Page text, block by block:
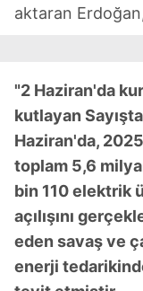
aktaran
"2 Haziran'da
kutlayan
Haziran'da, 2025
toplam 5,6
bin 110 elektrik
açılışını
eden savaş ve
enerji